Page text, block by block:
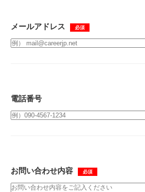
メールアドレス 必須
電話番号
お問い合わせ内容 必須